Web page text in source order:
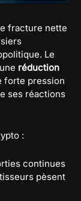
fracture nette
Le
réduction
forte pression
ses réactions
:
continues
pèsent